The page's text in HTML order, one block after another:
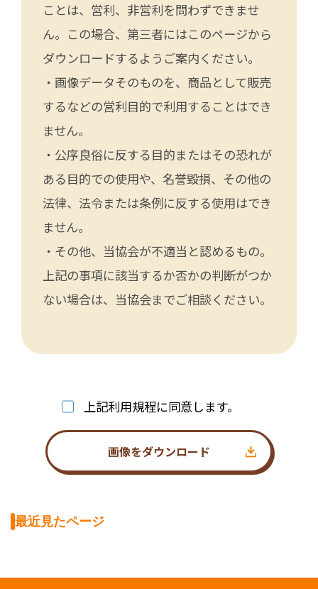
ことは、営利、非営利を問わずできませ
ん。この場合、第三者にはこのページから
ダウンロードするようご案内ください。
・画像データそのものを、商品として販売
するなどの営利目的で利用することはでき
ません。
・公序良俗に反する目的またはその恐れが
ある目的での使用や、名誉毀損、その他の
法律、法令または条例に反する使用はでき
ません。
・その他、当協会が不適当と認めるもの。
上記の事項に該当するか否かの判断がつか
ない場合は、当協会までご相談ください。
上記利用規程に同意します。
画像をダウンロード
最近見たページ